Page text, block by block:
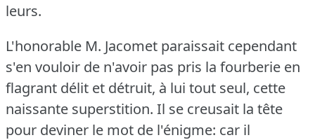
leurs.
L'honorable M. Jacomet paraissait cependant
s'en vouloir de n'avoir pas pris la fourberie en
flagrant délit et détruit, à lui tout seul, cette
naissante superstition. Il se creusait la tête
pour deviner le mot de l'énigme: car il